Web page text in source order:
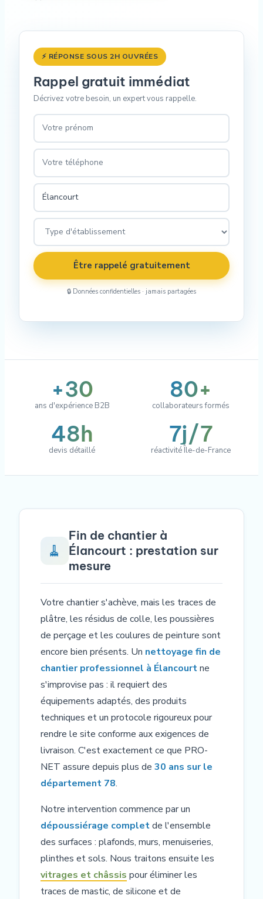
⚡ RÉPONSE SOUS 2H OUVRÉES
Rappel gratuit immédiat
Décrivez votre besoin, un expert vous rappelle.
Être rappelé gratuitement
🔒 Données confidentielles · jamais partagées
+30
ans d'expérience B2B
80+
collaborateurs formés
48h
devis détaillé
7j/7
réactivité Île-de-France
🧹
Fin de chantier à
Élancourt : prestation sur
mesure
Votre chantier s'achève, mais les traces de
plâtre, les résidus de colle, les poussières
de perçage et les coulures de peinture sont
encore bien présents. Un nettoyage fin de
chantier professionnel à Élancourtne
s'improvise pas : il requiert des
équipements adaptés, des produits
techniques et un protocole rigoureux pour
rendre le site conforme aux exigences de
livraison. C'est exactement ce que PRO-
NET assure depuis plus de 30 ans sur le
département 78.
Notre intervention commence par un
dépoussiérage completde l'ensemble
des surfaces : plafonds, murs, menuiseries,
plinthes et sols. Nous traitons ensuite les
vitrages et châssis pour éliminer les
traces de mastic, de silicone et de